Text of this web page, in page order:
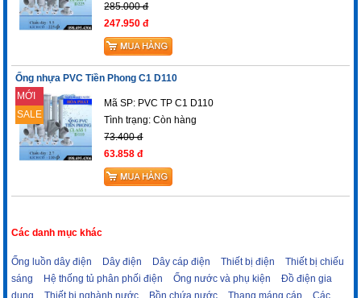
285.000 đ
247.950 đ
Ống nhựa PVC Tiền Phong C1 D110
MỚI
SALE
Mã SP: PVC TP C1 D110
Tình trạng:Còn hàng
73.400 đ
63.858 đ
Các danh mục khác
Ống luồn dây điện Dây điện Dây cáp điện Thiết bị điện
Thiết bị chiếu
sáng
Hệ thống tủ phân phối điện Ống nước và phụ kiện
Đồ điện gia